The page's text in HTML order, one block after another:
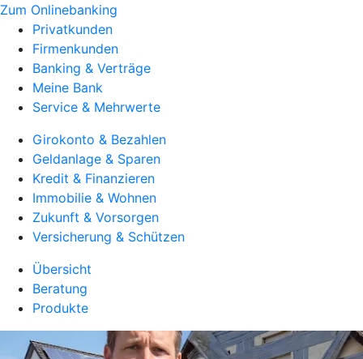
Zum Onlinebanking
Privatkunden
Firmenkunden
Banking & Verträge
Meine Bank
Service & Mehrwerte
Girokonto & Bezahlen
Geldanlage & Sparen
Kredit & Finanzieren
Immobilie & Wohnen
Zukunft & Vorsorgen
Versicherung & Schützen
Übersicht
Beratung
Produkte